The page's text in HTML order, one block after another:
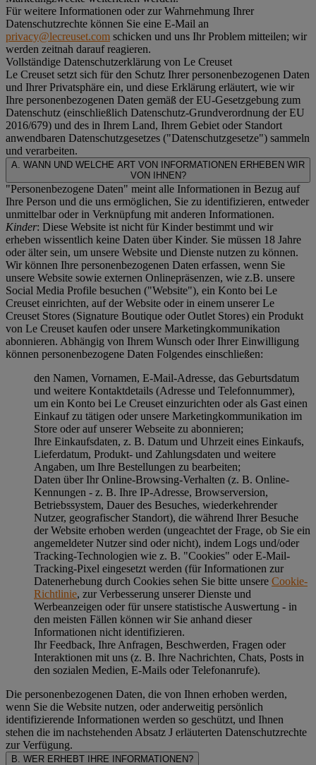
Für weitere Informationen oder zur Wahrnehmung Ihrer
Datenschutzrechte können Sie eine E-Mail an
privacy@lecreuset.com schicken und uns Ihr Problem mitteilen; wir
werden zeitnah darauf reagieren.
Vollständige Datenschutzerklärung von Le Creuset
Le Creuset setzt sich für den Schutz Ihrer personenbezogenen Daten
und Ihrer Privatsphäre ein, und diese Erklärung erläutert, wie wir
Ihre personenbezogenen Daten gemäß der EU-Gesetzgebung zum
Datenschutz (einschließlich Datenschutz-Grundverordnung der EU
2016/679) und des in Ihrem Land, Ihrem Gebiet oder Standort
anwendbaren Datenschutzgesetzes ("Datenschutzgesetze") sammeln
und verarbeiten.
A. WANN UND WELCHE ART VON INFORMATIONEN ERHEBEN WIR
VON IHNEN?
"Personenbezogene Daten" meint alle Informationen in Bezug auf
Ihre Person und die uns ermöglichen, Sie zu identifizieren, entweder
unmittelbar oder in Verknüpfung mit anderen Informationen.
Kinder: Diese Website ist nicht für Kinder bestimmt und wir
erheben wissentlich keine Daten über Kinder. Sie müssen 18 Jahre
oder älter sein, um unsere Website und Dienste nutzen zu können.
Wir können Ihre personenbezogenen Daten erfassen, wenn Sie
unsere Website sowie externen Onlinepräsenzen, wie z.B. unsere
Social Media Profile besuchen ("Website"), ein Konto bei Le
Creuset einrichten, auf der Website oder in einem unserer Le
Creuset Stores (Signature Boutique oder Outlet Stores) ein Produkt
von Le Creuset kaufen oder unsere Marketingkommunikation
abonnieren. Abhängig von Ihrem Wunsch oder Ihrer Einwilligung
können personenbezogene Daten Folgendes einschließen:
den Namen, Vornamen, E-Mail-Adresse, das Geburtsdatum
und weitere Kontaktdetails (Adresse und Telefonnummer),
um ein Konto bei Le Creuset einzurichten oder als Gast einen
Einkauf zu tätigen oder unsere Marketingkommunikation im
Store oder auf unserer Webseite zu abonnieren;
Ihre Einkaufsdaten, z. B. Datum und Uhrzeit eines Einkaufs,
Lieferdatum, Produkt- und Zahlungsdaten und weitere
Angaben, um Ihre Bestellungen zu bearbeiten;
Daten über Ihr Online-Browsing-Verhalten (z. B. Online-
Kennungen - z. B. Ihre IP-Adresse, Browserversion,
Betriebssystem, Dauer des Besuches, wiederkehrender
Nutzer, geografischer Standort), die während Ihrer Besuche
der Website erhoben werden (ungeachtet der Frage, ob Sie ein
angemeldeter Nutzer sind oder nicht), indem Logs und/oder
Tracking-Technologien wie z. B. "Cookies" oder E-Mail-
Tracking-Pixel eingesetzt werden (für Informationen zur
Datenerhebung durch Cookies sehen Sie bitte unsere Cookie-
Richtlinie, zur Verbesserung unserer Dienste und
Werbeanzeigen oder für unsere statistische Auswertung - in
den meisten Fällen können wir Sie anhand dieser
Informationen nicht identifizieren.
Ihr Feedback, Ihre Anfragen, Beschwerden, Fragen oder
Interaktionen mit uns (z. B. Ihre Nachrichten, Chats, Posts in
den sozialen Medien, E-Mails oder Telefonanrufe).
Die personenbezogenen Daten, die von Ihnen erhoben werden,
wenn Sie die Website nutzen, oder anderweitig persönlich
identifizierende Informationen werden so geschützt, und Ihnen
stehen die im nachstehenden Absatz J erläuterten Datenschutzrechte
zur Verfügung.
B. WER ERHEBT IHRE INFORMATIONEN?